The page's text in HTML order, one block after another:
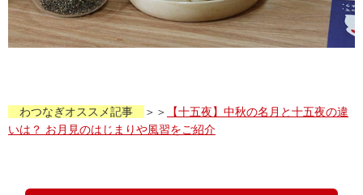
わつなぎオススメ記事 ＞＞
【十五夜】中秋の名月と十五夜の違
いは？ お月見のはじまりや風習をご紹介